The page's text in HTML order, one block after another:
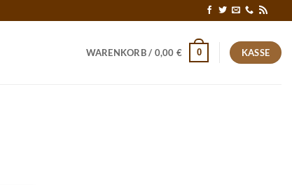
WARENKORB / 0,00 € 0 KASSE